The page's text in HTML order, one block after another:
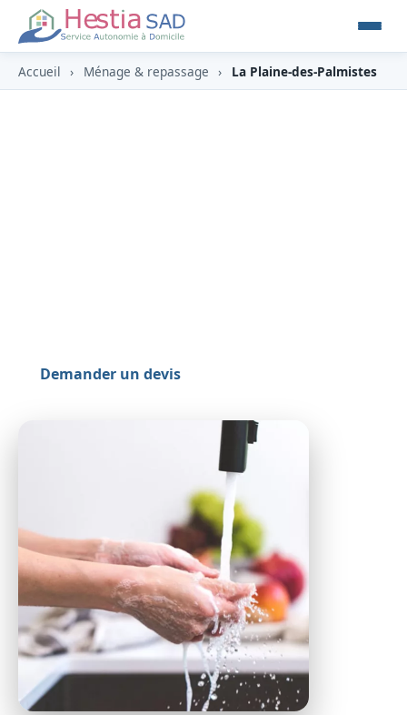
Accueil › Ménage & repassage › La Plaine-des-Palmistes
Demander un devis